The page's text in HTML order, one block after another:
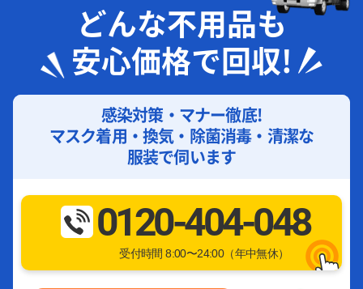
どんな不用品も
安心価格で回収!
感染対策・マナー徹底!
マスク着用・換気・除菌消毒・清潔な
服装で伺います
0120-404-048
受付時間 8:00〜24:00（年中無休）